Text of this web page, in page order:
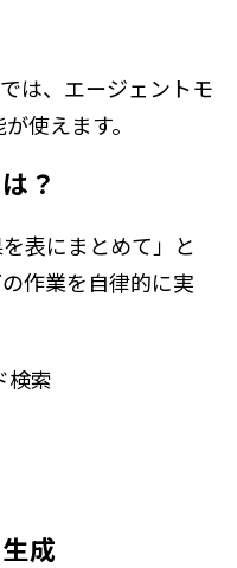
は、エージェントモ
使えます。
？
表にまとめて」と
作業を自律的に実
検索
成